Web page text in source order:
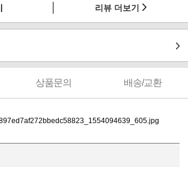
리뷰 더보기
상품문의 배송/교환